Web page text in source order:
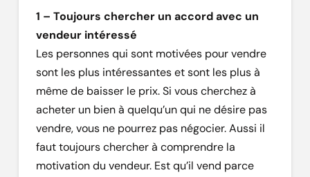
1 – Toujours chercher un accord avec un
vendeur intéressé
Les personnes qui sont motivées pour vendre
sont les plus intéressantes et sont les plus à
même de baisser le prix. Si vous cherchez à
acheter un bien à quelqu’un qui ne désire pas
vendre, vous ne pourrez pas négocier. Aussi il
faut toujours chercher à comprendre la
motivation du vendeur. Est qu’il vend parce